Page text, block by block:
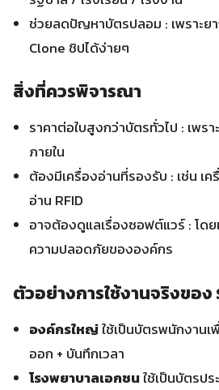
ช่วยลดปัญหาบัตรปลอม : เพราะย
Clone ชิปได้ง่ายๆ
สิ่งที่ควรพิจารณา
ราคาต่อใบสูงกว่าบัตรทั่วไป : เพรา
ภายใน
ต้องมีเครื่องอ่านที่รองรับ : เช่น เ
อ่าน RFID
อาจต้องดูแลเรื่องซอฟต์แวร์ : โดย
ความปลอดภัยขององค์กร
ตัวอย่างการใช้งานจริงขอ
องค์กรใหญ่ใช้เป็นบัตรพนักงาน
ออก + บันทึกเวลา
โรงพยาบาลเอกชนใช้เป็นบัตรป